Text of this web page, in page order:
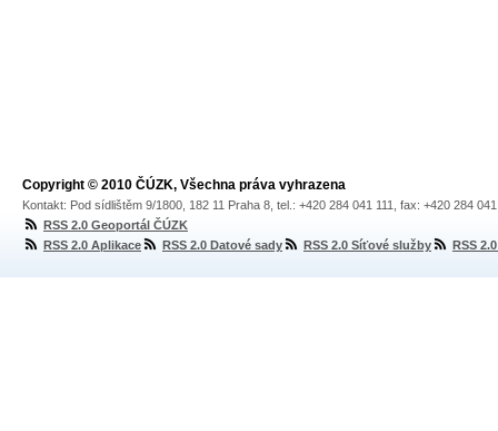
Copyright © 2010 ČÚZK, Všechna práva vyhrazena
Kontakt: Pod sídlištěm 9/1800, 182 11 Praha 8, tel.: +420 284 041 111, fax: +420 284
RSS 2.0 Geoportál ČÚZK
RSS 2.0 Aplikace
RSS 2.0 Datové sady RSS 2.0 Síťové služby RSS